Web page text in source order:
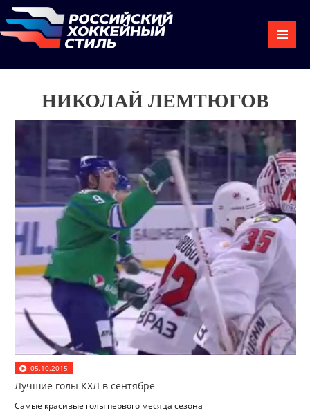
НИКОЛАЙ ЛЕМТЮГОВ
05.10.2015
Лучшие голы КХЛ в сентябре
Самые красивые голы первого месяца сезона